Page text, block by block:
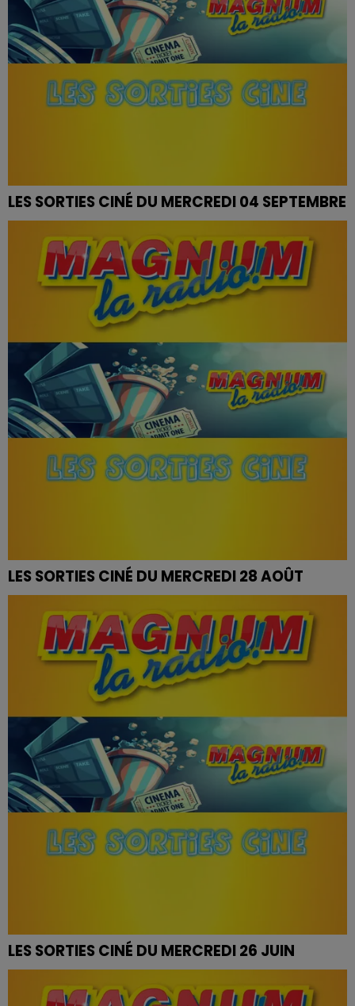
LES SORTIES CINÉ DU MERCREDI 04 SEPTEMBRE
LES SORTIES CINÉ DU MERCREDI 28 AOÛT
LES SORTIES CINÉ DU MERCREDI 26 JUIN